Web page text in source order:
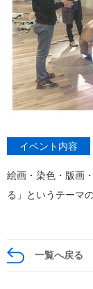
イベント内容
絵画・染色・版画
る」というテーマ
一覧へ戻る